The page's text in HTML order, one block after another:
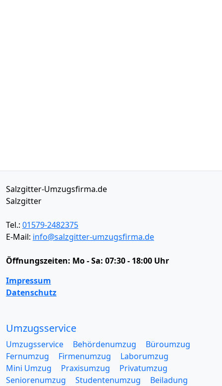
Salzgitter-Umzugsfirma.de
Salzgitter
Tel.: 01579-2482375
E-Mail: info@salzgitter-umzugsfirma.de
Öffnungszeiten: Mo - Sa: 07:30 - 18:00 Uhr
Impressum
Datenschutz
Umzugsservice
Umzugsservice Behördenumzug
Büroumzug
Fernumzug
Firmenumzug
Laborumzug
Mini Umzug
Praxisumzug
Privatumzug
Seniorenumzug
Studentenumzug
Beiladung